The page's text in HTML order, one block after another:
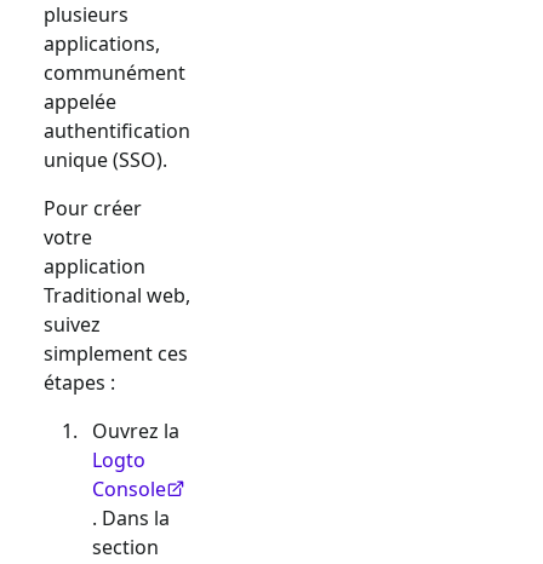
plusieurs
applications,
communément
appelée
authentification
unique (SSO).
Pour créer
votre
application
Traditional web,
suivez
simplement ces
étapes :
Ouvrez la
Logto
Console
. Dans la
section